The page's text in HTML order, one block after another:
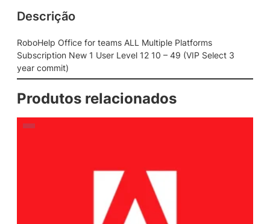
Descrição
RoboHelp Office for teams ALL Multiple Platforms
Subscription New 1 User Level 12 10 – 49 (VIP Select 3
year commit)
Produtos relacionados